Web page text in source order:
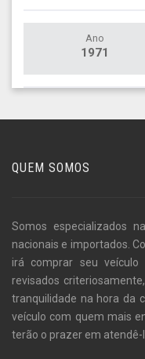
Ano
1971
QUEM SOMOS
Somos especializados
nacionais e importados.
irá comprar seu veículo
revisados
tranquilidade na hora da
veículo com quem mais
terão o prazer em atendê-